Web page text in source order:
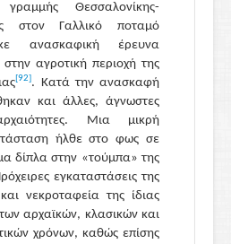
γραμμής Θεσσαλονίκης-
στον Γαλλικό ποταμό
ανασκαφική έρευνα
αγροτική περιοχή της
[92] . Κατά την ανασκαφή
και άλλες, άγνωστες
Μια μικρή
ήλθε στο φως σε
δίπλα στην «τούμπα» της
εγκαταστάσεις της
νεκροταφεία της ίδιας
αρχαϊκών, κλασικών και
χρόνων, καθώς επίσης